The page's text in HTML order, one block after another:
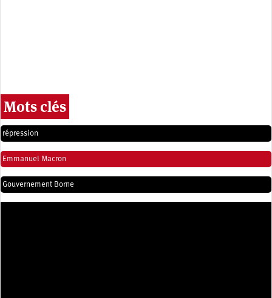
Mots clés
répression
Emmanuel Macron
Gouvernement Borne